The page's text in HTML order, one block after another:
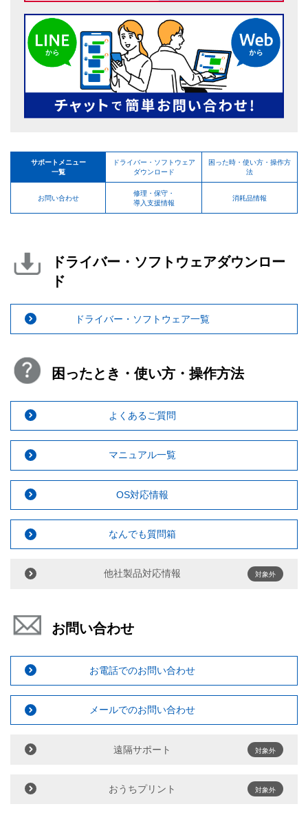
サポートメニュー
一覧
ドライバー・ソフトウェア
ダウンロード
困った時・使い方・操作方
法
お問い合わせ
修理・保守・
導入支援情報
消耗品情報
ドライバー・ソフトウェアダウンロー
ド
ドライバー・ソフトウェア一覧
困ったとき・使い方・操作方法
よくあるご質問
マニュアル一覧
OS対応情報
なんでも質問箱
他社製品対応情報 対象外
お問い合わせ
お電話でのお問い合わせ
メールでのお問い合わせ
遠隔サポート 対象外
おうちプリント 対象外